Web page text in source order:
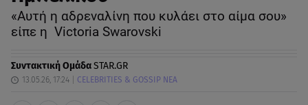
«Αυτή η αδρεναλίνη που κυλάει στο αίμα σου»
είπε η Victoria Swarovski
Συντακτική ΟμάδαSTAR.GR
13.05.26, 17:24 CELEBRITIES & GOSSIP ΝΕΑ